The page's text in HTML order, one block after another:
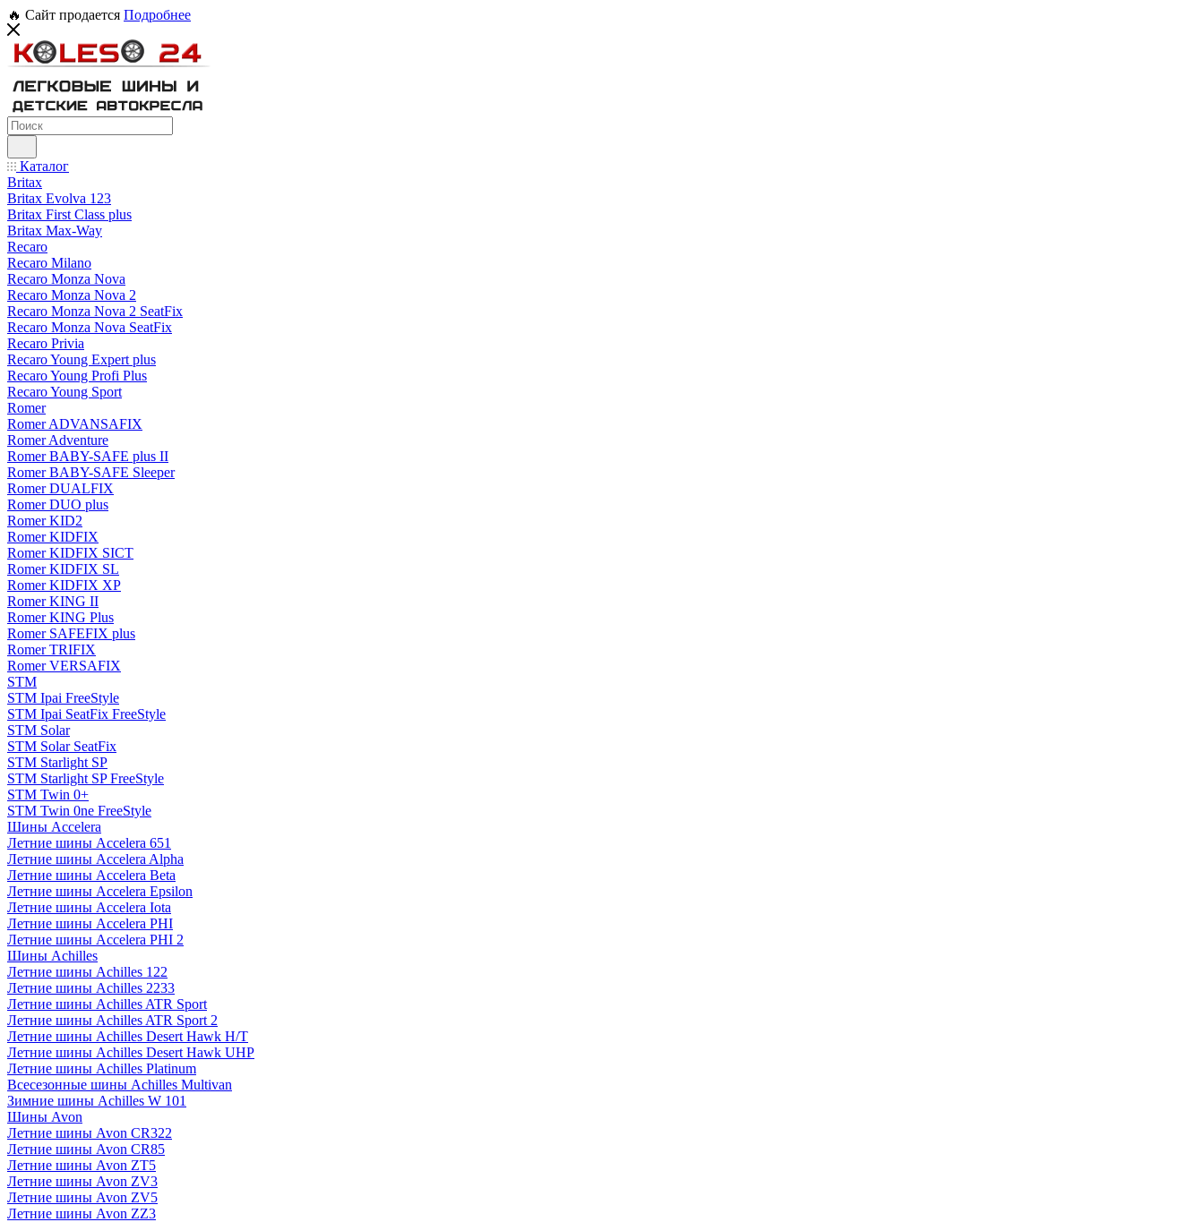
🔥 Сайт продается Подробнее
Каталог
Britax
Britax Evolva 123
Britax First Class plus
Britax Max-Way
Recaro
Recaro Milano
Recaro Monza Nova
Recaro Monza Nova 2
Recaro Monza Nova 2 SeatFix
Recaro Monza Nova SeatFix
Recaro Privia
Recaro Young Expert plus
Recaro Young Profi Plus
Recaro Young Sport
Romer
Romer ADVANSAFIX
Romer Adventure
Romer BABY-SAFE plus II
Romer BABY-SAFE Sleeper
Romer DUALFIX
Romer DUO plus
Romer KID2
Romer KIDFIX
Romer KIDFIX SICT
Romer KIDFIX SL
Romer KIDFIX XP
Romer KING II
Romer KING Plus
Romer SAFEFIX plus
Romer TRIFIX
Romer VERSAFIX
STM
STM Ipai FreeStyle
STM Ipai SeatFix FreeStyle
STM Solar
STM Solar SeatFix
STM Starlight SP
STM Starlight SP FreeStyle
STM Twin 0+
STM Twin 0ne FreeStyle
Шины Accelera
Летние шины Accelera 651
Летние шины Accelera Alpha
Летние шины Accelera Beta
Летние шины Accelera Epsilon
Летние шины Accelera Iota
Летние шины Accelera PHI
Летние шины Accelera PHI 2
Шины Achilles
Летние шины Achilles 122
Летние шины Achilles 2233
Летние шины Achilles ATR Sport
Летние шины Achilles ATR Sport 2
Летние шины Achilles Desert Hawk H/T
Летние шины Achilles Desert Hawk UHP
Летние шины Achilles Platinum
Всесезонные шины Achilles Multivan
Зимние шины Achilles W 101
Шины Avon
Летние шины Avon CR322
Летние шины Avon CR85
Летние шины Avon ZT5
Летние шины Avon ZV3
Летние шины Avon ZV5
Летние шины Avon ZZ3